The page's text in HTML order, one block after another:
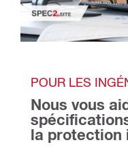
POUR LES
Nous vous
la protection